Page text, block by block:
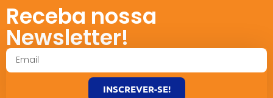
Receba nossa
Newsletter!
INSCREVER-SE!